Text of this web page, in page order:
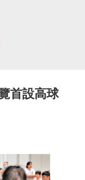
首設高球